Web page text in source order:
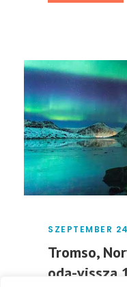
SZEPTEMBER
Tromso,
oda-vissza